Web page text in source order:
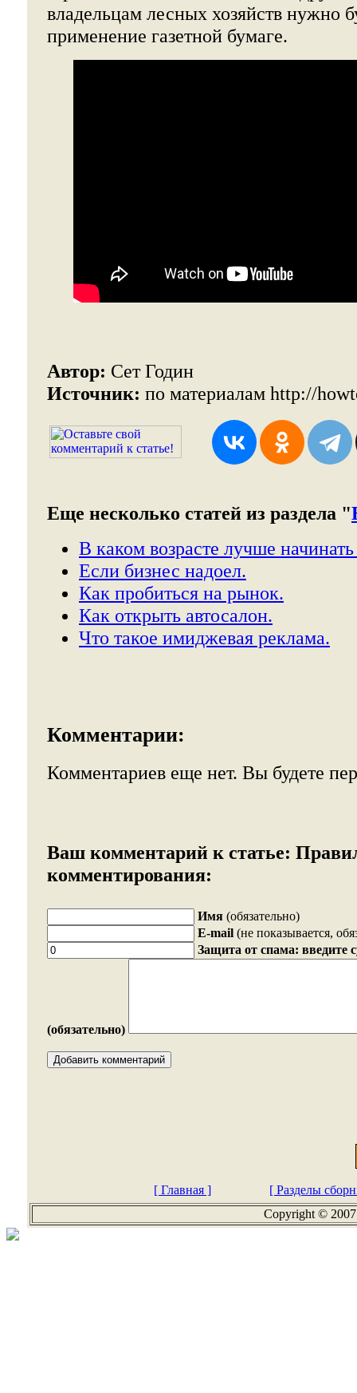
владельцам лесных хозяйств нужно
применение газетной бумаге.
Автор: Сет Годин
Источник: по материалам http://
Еще несколько статей из раздела "
В каком возрасте лучше
Если бизнес надоел.
Как пробиться на рынок.
Как открыть автосалон.
Что такое имиджевая реклама.
Комментарии:
Комментариев еще нет. Вы будете
Ваш комментарий к статье:
комментирования:
Имя (обязательно)
E-mail (не показывается,
Защита от спама: введите
(обязательно)
[ Главная ]
[ Разделы
Copyright ©